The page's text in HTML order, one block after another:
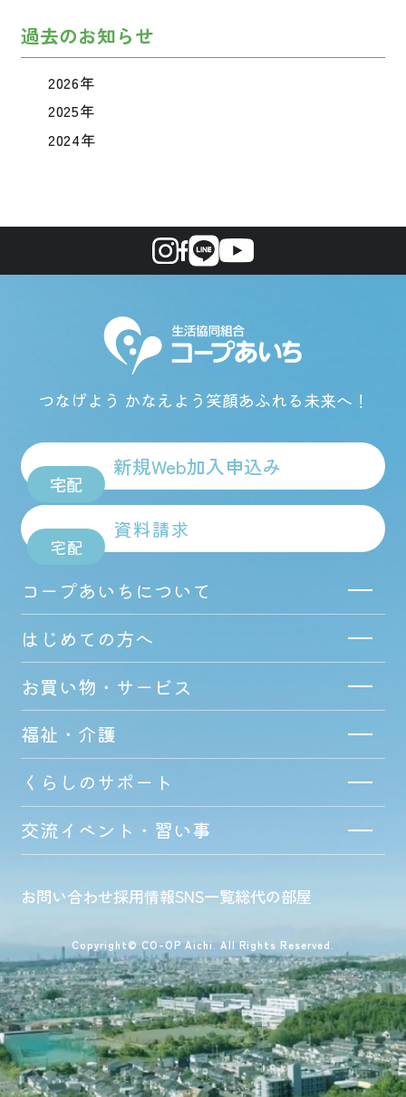
過去のお知らせ
2026年
2025年
2024年
つなげよう かなえよう笑顔あふれる未来へ！
宅配
新規Web加入申込み
宅配
資料請求
コープあいちについて
はじめての方へ
お買い物・サービス
福祉・介護
くらしのサポート
交流イベント・習い事
お問い合わせ採用情報SNS一覧総代の部屋
Copyright© CO-OP Aichi. All Rights Reserved.